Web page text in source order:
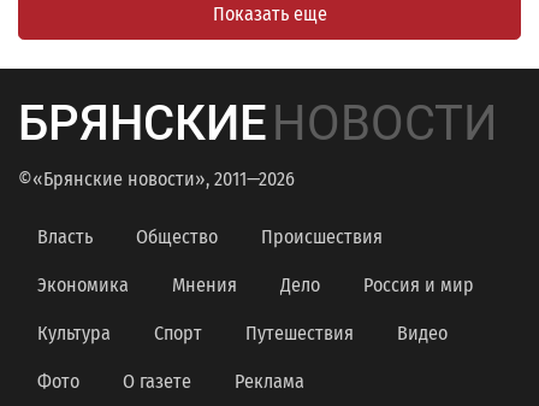
Показать еще
БРЯНСКИЕНОВОСТИ
©«Брянские новости», 2011—2026
Власть Общество Происшествия
Экономика Мнения Дело Россия и мир
Культура Спорт Путешествия Видео
Фото О газете Реклама